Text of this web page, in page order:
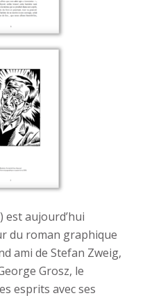
est aujourd’hui
du roman graphique
ami de Stefan Zweig,
Grosz, le
esprits avec ses